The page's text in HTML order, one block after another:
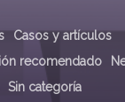
Casos y artículos
recomendado
Sin categoría